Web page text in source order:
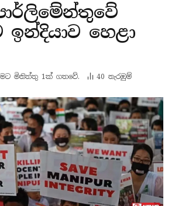
හෙළා
මිනිත්තු 1ක් ගතවේ. 40 නැරඹු​ම්